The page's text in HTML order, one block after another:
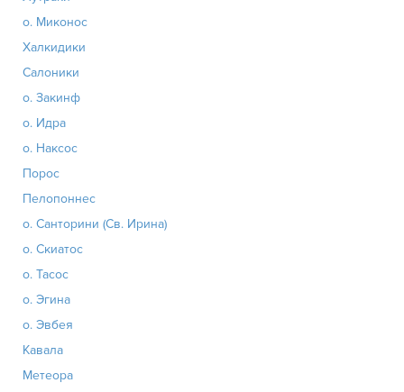
о. Миконос
Халкидики
Салоники
о. Закинф
о. Идра
о. Наксос
Порос
Пелопоннес
о. Санторини (Св. Ирина)
о. Скиатос
о. Тасос
о. Эгина
о. Эвбея
Кавала
Метеора